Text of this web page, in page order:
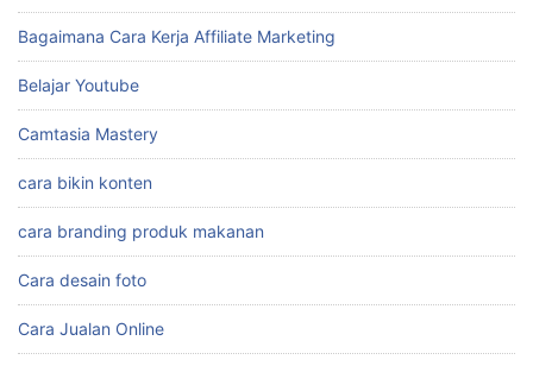
Bagaimana Cara Kerja Affiliate Marketing
Belajar Youtube
Camtasia Mastery
cara bikin konten
cara branding produk makanan
Cara desain foto
Cara Jualan Online